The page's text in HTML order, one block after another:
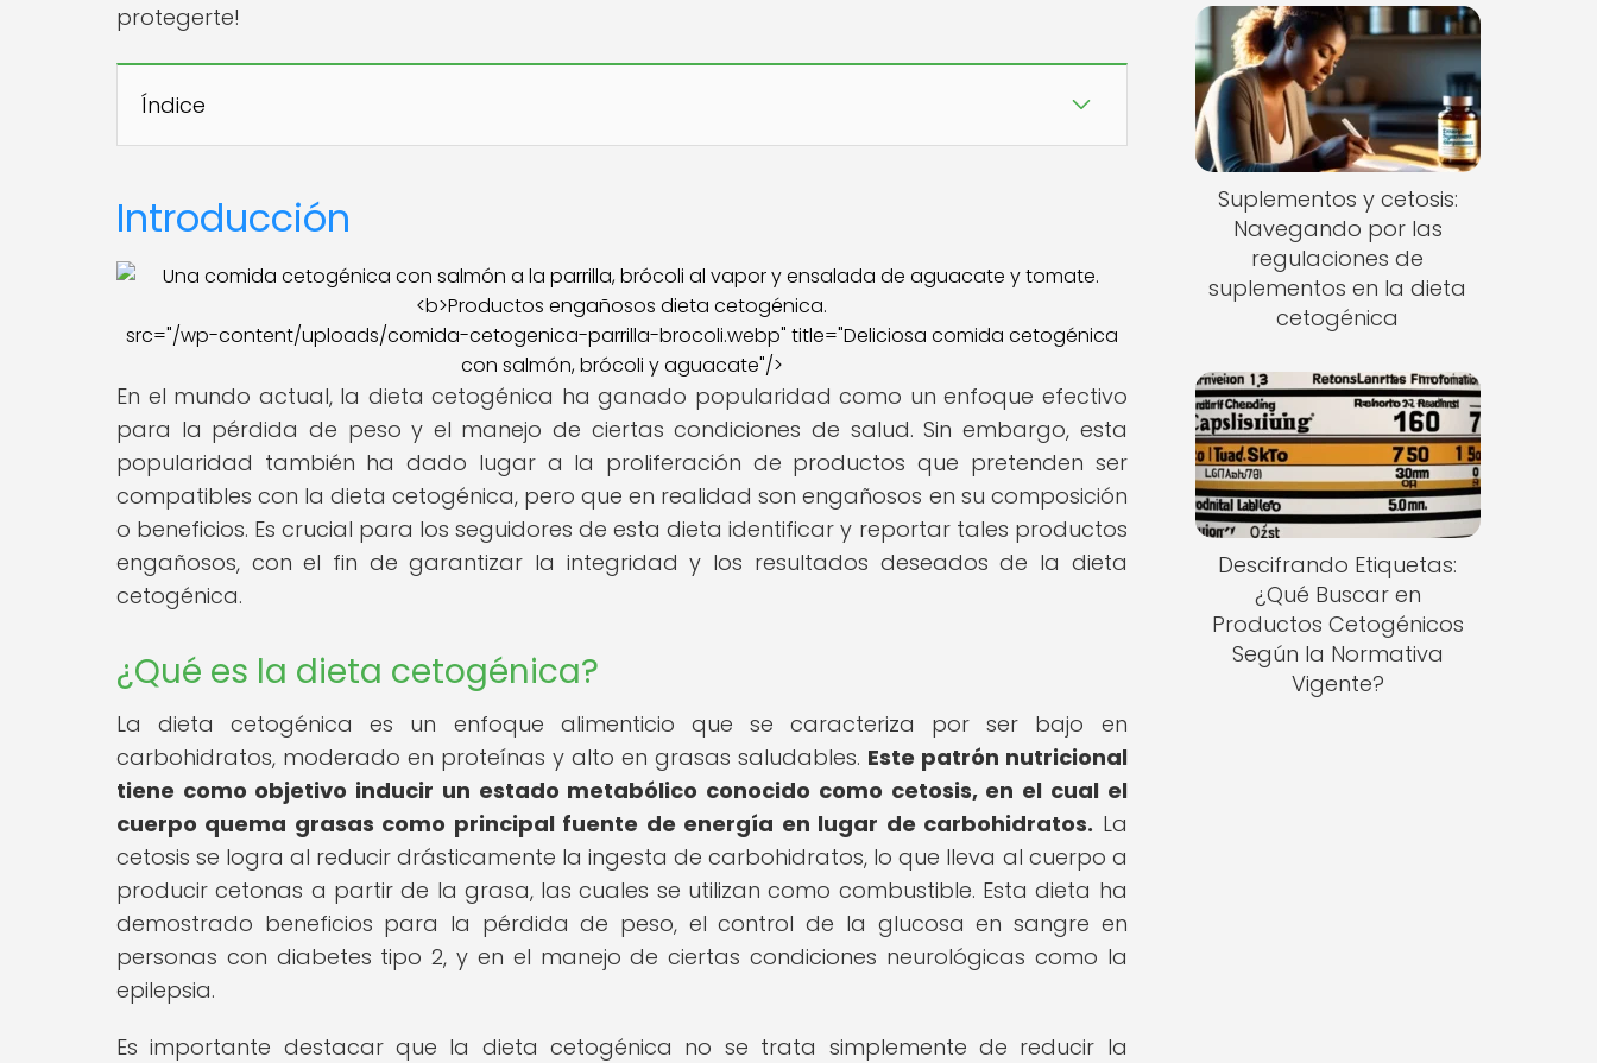
protegerte!
Índice
Introducción
src="/wp-content/uploads/comida-cetogenica-parrilla-brocoli.webp" title="Deliciosa comida cetogénica
con salmón, brócoli y aguacate"/>
En el mundo actual, la dieta cetogénica ha ganado popularidad como un enfoque efectivo
para la pérdida de peso y el manejo de ciertas condiciones de salud. Sin embargo, esta
popularidad también ha dado lugar a la proliferación de productos que pretenden ser
compatibles con la dieta cetogénica, pero que en realidad son engañosos en su composición
o beneficios. Es crucial para los seguidores de esta dieta identificar y reportar tales productos
engañosos, con el fin de garantizar la integridad y los resultados deseados de la dieta
cetogénica.
¿Qué es la dieta cetogénica?
La dieta cetogénica es un enfoque alimenticio que se caracteriza por ser bajo en
carbohidratos, moderado en proteínas y alto en grasas saludables. Este patrón nutricional
tiene como objetivo inducir un estado metabólico conocido como cetosis, en el cual el
cuerpo quema grasas como principal fuente de energía en lugar de carbohidratos. La
cetosis se logra al reducir drásticamente la ingesta de carbohidratos, lo que lleva al cuerpo a
producir cetonas a partir de la grasa, las cuales se utilizan como combustible. Esta dieta ha
demostrado beneficios para la pérdida de peso, el control de la glucosa en sangre en
personas con diabetes tipo 2, y en el manejo de ciertas condiciones neurológicas como la
epilepsia.
Es importante destacar que la dieta cetogénica no se trata simplemente de reducir la
Suplementos y cetosis:
Navegando por las
regulaciones de
suplementos en la dieta
cetogénica
Descifrando Etiquetas:
¿Qué Buscar en
Productos Cetogénicos
Según la Normativa
Vigente?